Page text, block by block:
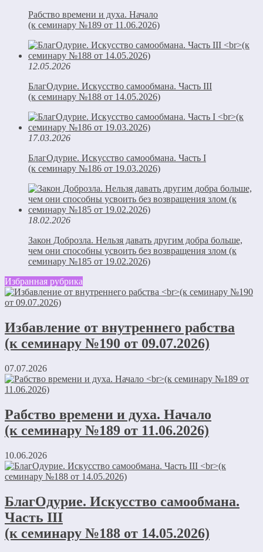
Рабство времени и духа. Начало
(к семинару №189 от 11.06.2026)
12.05.2026
БлагОдурие. Искусство самообмана. Часть III
(к семинару №188 от 14.05.2026)
17.03.2026
БлагОдурие. Искусство самообмана. Часть I
(к семинару №186 от 19.03.2026)
18.02.2026
Закон Доброзла. Нельзя давать другим добра больше,
чем они способны усвоить без возвращения злом (к
семинару №185 от 19.02.2026)
Избранная рубрика
Избавление от внутреннего рабства
(к семинару №190 от 09.07.2026)
07.07.2026
Рабство времени и духа. Начало
(к семинару №189 от 11.06.2026)
10.06.2026
БлагОдурие. Искусство самообмана.
Часть III
(к семинару №188 от 14.05.2026)